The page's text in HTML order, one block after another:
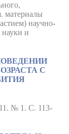
материалы
научно-
науки и
С
№ 1. С. 113-